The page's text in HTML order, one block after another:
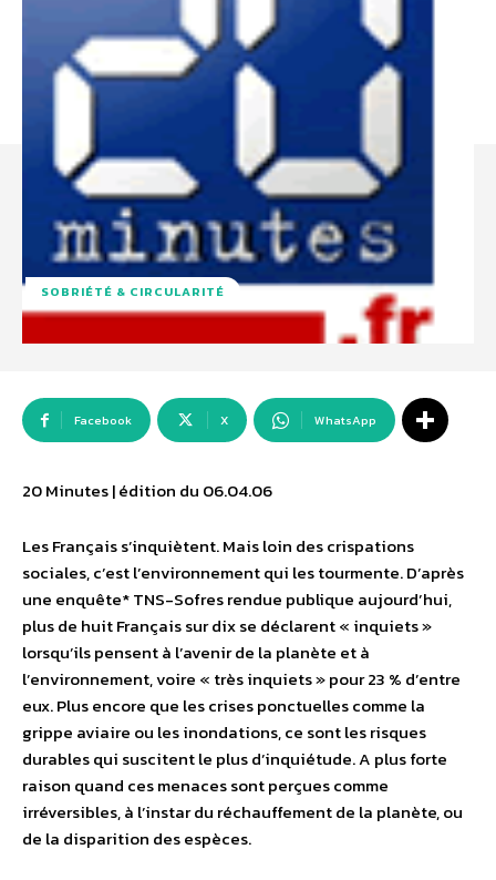
SOBRIÉTÉ & CIRCULARITÉ
Facebook X WhatsApp
20 Minutes | édition du 06.04.06
Les Français s’inquiètent. Mais loin des crispations
sociales, c’est l’environnement qui les tourmente. D’après
une enquête* TNS-Sofres rendue publique aujourd’hui,
plus de huit Français sur dix se déclarent « inquiets »
lorsqu’ils pensent à l’avenir de la planète et à
l’environnement, voire « très inquiets » pour 23 % d’entre
eux. Plus encore que les crises ponctuelles comme la
grippe aviaire ou les inondations, ce sont les risques
durables qui suscitent le plus d’inquiétude. A plus forte
raison quand ces menaces sont perçues comme
irréversibles, à l’instar du réchauffement de la planète, ou
de la disparition des espèces.